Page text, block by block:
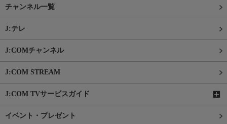
チャンネル一覧
J:テレ
J:COMチャンネル
J:COM STREAM
J:COM TVサービスガイド
イベント・プレゼント